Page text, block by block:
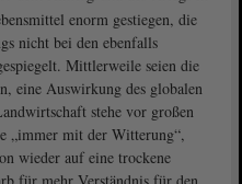
enorm gestiegen, die
nicht bei den ebenfalls
Mittlerweile seien die
eine Auswirkung des globalen
stehe vor großen
„immer mit der Witterung“,
wieder auf eine trockene
für mehr Verständnis für den